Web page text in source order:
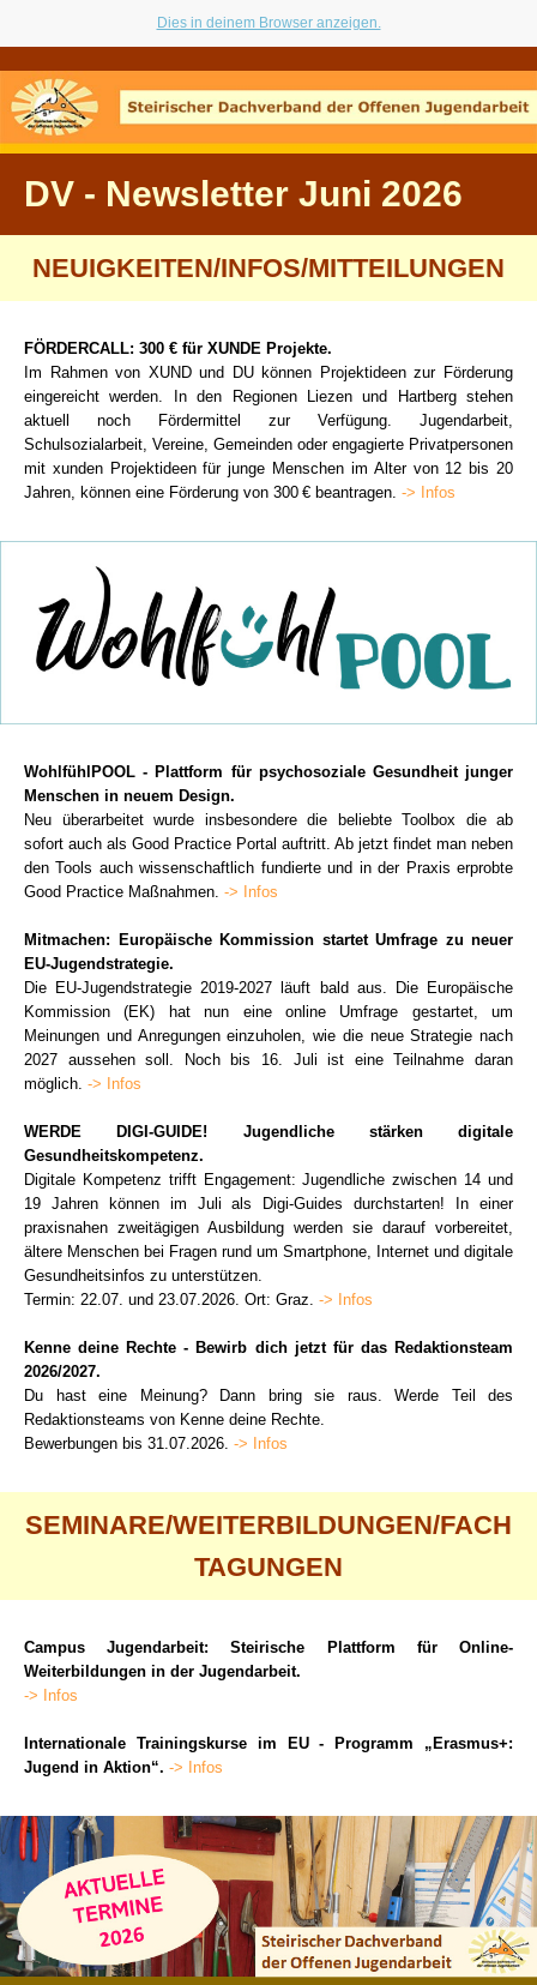
Dies in deinem Browser anzeigen.
DV - Newsletter Juni 2026
NEUIGKEITEN/INFOS/MITTEILUNGEN
FÖRDERCALL: 300 € für XUNDE Projekte.
Im Rahmen von XUND und DU können Projektideen zur Förderung
eingereicht werden. In den Regionen Liezen und Hartberg stehen
aktuell noch Fördermittel zur Verfügung. Jugendarbeit,
Schulsozialarbeit, Vereine, Gemeinden oder engagierte Privatpersonen
mit xunden Projektideen für junge Menschen im Alter von 12 bis 20
Jahren, können eine Förderung von 300 € beantragen. -> Infos
WohlfühlPOOL - Plattform für psychosoziale Gesundheit junger
Menschen in neuem Design.
Neu überarbeitet wurde insbesondere die beliebte Toolbox die ab
sofort auch als Good Practice Portal auftritt. Ab jetzt findet man neben
den Tools auch wissenschaftlich fundierte und in der Praxis erprobte
Good Practice Maßnahmen. -> Infos
Mitmachen: Europäische Kommission startet Umfrage zu neuer
EU-Jugendstrategie.
Die EU-Jugendstrategie 2019-2027 läuft bald aus. Die Europäische
Kommission (EK) hat nun eine online Umfrage gestartet, um
Meinungen und Anregungen einzuholen, wie die neue Strategie nach
2027 aussehen soll. Noch bis 16. Juli ist eine Teilnahme daran
möglich. -> Infos
WERDE DIGI-GUIDE! Jugendliche stärken digitale
Gesundheitskompetenz.
Digitale Kompetenz trifft Engagement: Jugendliche zwischen 14 und
19 Jahren können im Juli als Digi-Guides durchstarten! In einer
praxisnahen zweitägigen Ausbildung werden sie darauf vorbereitet,
ältere Menschen bei Fragen rund um Smartphone, Internet und digitale
Gesundheitsinfos zu unterstützen.
Termin: 22.07. und 23.07.2026. Ort: Graz. -> Infos
Kenne deine Rechte - Bewirb dich jetzt für das Redaktionsteam
2026/2027.
Du hast eine Meinung? Dann bring sie raus. Werde Teil des
Redaktionsteams von Kenne deine Rechte.
Bewerbungen bis 31.07.2026. -> Infos
SEMINARE/WEITERBILDUNGEN/FACH
TAGUNGEN
Campus Jugendarbeit: Steirische Plattform für Online-
Weiterbildungen in der Jugendarbeit.
-> Infos
Internationale Trainingskurse im EU - Programm „Erasmus+:
Jugend in Aktion“. -> Infos